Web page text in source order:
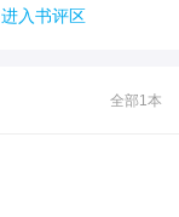
进入书评区
全部1本